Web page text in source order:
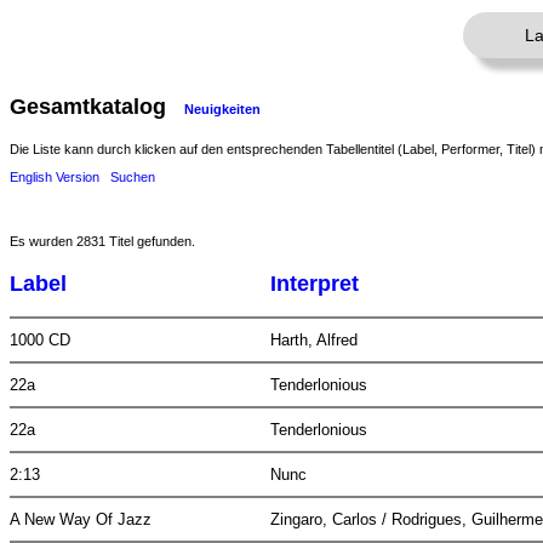
Gesamtkatalog Neuigkeiten
Die Liste kann durch klicken auf den entsprechenden Tabellentitel (Label, Performer,
English Version
Suchen
Es wurden 2831 Titel gefunden.
Label Interpret
1000 CD Harth, Alfred
22a Tenderlonious
22a Tenderlonious
2:13 Nunc
A New Way Of Jazz Zingaro, Carlos / Rodrigues,